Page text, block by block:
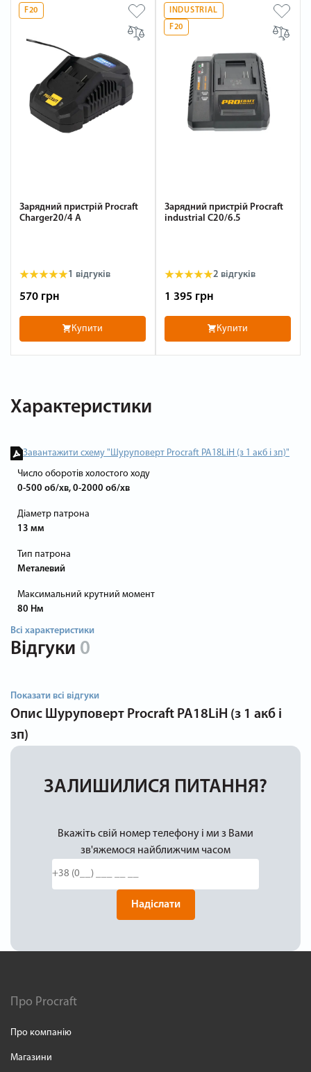
F20
Зарядний пристрій Procraft
Charger20/4 А
1 відгуків
570 грн
Купити
INDUSTRIAL
F20
Зарядний пристрій Procraft
industrial C20/6.5
2 відгуків
1 395 грн
Купити
Характеристики
Завантажити схему "Шуруповерт Procraft PA18LiH (з 1 акб і зп)"
Число оборотів холостого ходу
0-500 об/хв, 0-2000 об/хв
Діаметр патрона
13 мм
Тип патрона
Металевий
Максимальний крутний момент
80 Нм
Всі характеристики
Відгуки 0
Показати всі відгуки
Опис Шуруповерт Procraft PA18LiH (з 1 акб і
зп)
ЗАЛИШИЛИСЯ ПИТАННЯ?
Вкажіть свій номер телефону і ми з Вами
зв'яжемося найближчим часом
Надіслати
Про Procraft
Про компанію
Магазини